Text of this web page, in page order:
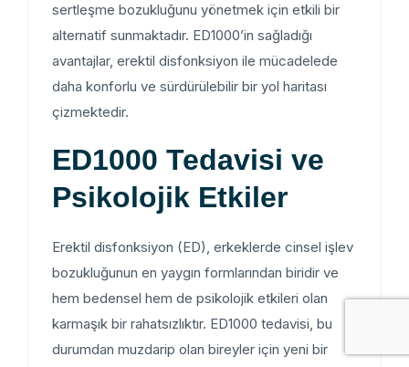
sertleşme bozukluğunu yönetmek için etkili bir
alternatif sunmaktadır. ED1000’in sağladığı
avantajlar, erektil disfonksiyon ile mücadelede
daha konforlu ve sürdürülebilir bir yol haritası
çizmektedir.
ED1000 Tedavisi ve
Psikolojik Etkiler
Erektil disfonksiyon (ED), erkeklerde cinsel işlev
bozukluğunun en yaygın formlarından biridir ve
hem bedensel hem de psikolojik etkileri olan
karmaşık bir rahatsızlıktır. ED1000 tedavisi, bu
durumdan muzdarip olan bireyler için yeni bir